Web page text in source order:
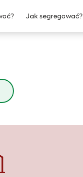
Jak segregować?